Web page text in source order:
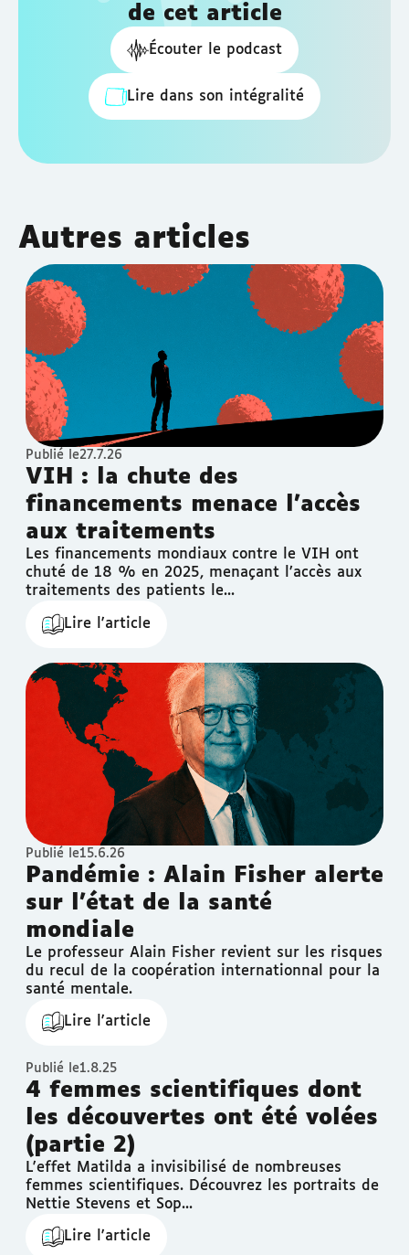
de cet article
Écouter le podcast
Lire dans son intégralité
Autres articles
Publié le27.7.26
VIH : la chute des
financements menace l’accès
aux traitements
Les financements mondiaux contre le VIH ont
chuté de 18 % en 2025, menaçant l’accès aux
traitements des patients le...
Lire l'article
Publié le15.6.26
Pandémie : Alain Fisher alerte
sur l'état de la santé
mondiale
Le professeur Alain Fisher revient sur les risques
du recul de la coopération internationnal pour la
santé mentale.
Lire l'article
Publié le1.8.25
4 femmes scientifiques dont
les découvertes ont été volées
(partie 2)
L'effet Matilda a invisibilisé de nombreuses
femmes scientifiques. Découvrez les portraits de
Nettie Stevens et Sop...
Lire l'article